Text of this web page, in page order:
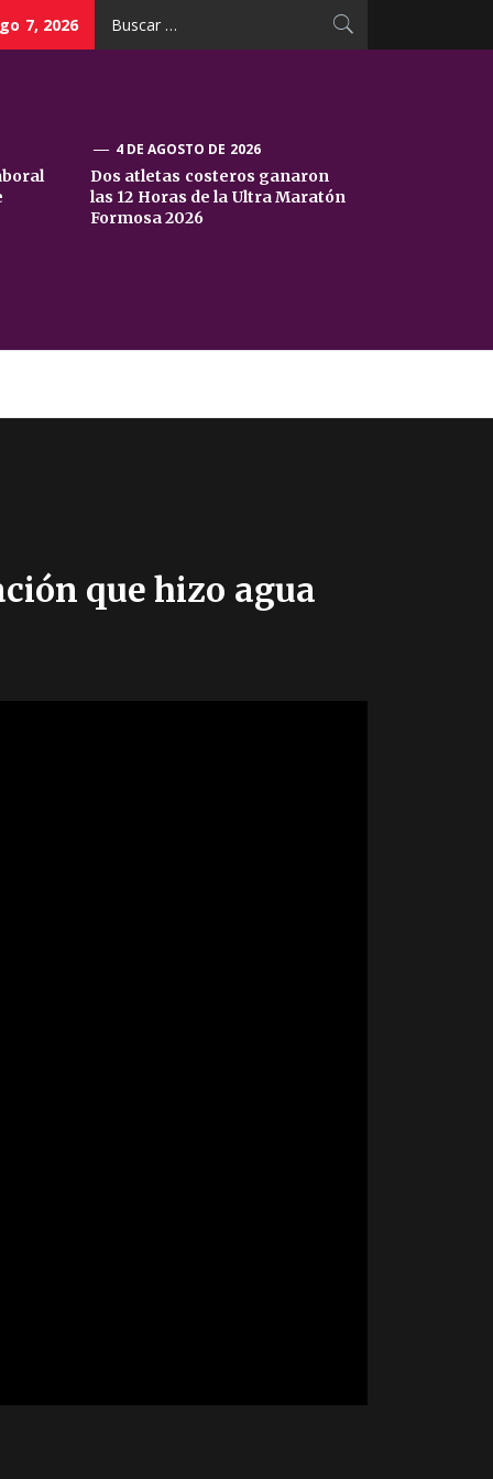
7, 2026
4 DE AGOSTO DE 2026
Dos atletas costeros ganaron
las 12 Horas de la Ultra Maratón
Formosa 2026
que hizo agua